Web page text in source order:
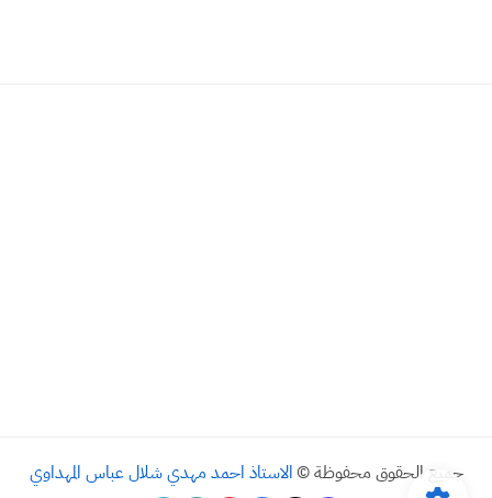
جميع الحقوق محفوظة © الاستاذ احمد مهدي شلال عباس المهداوي